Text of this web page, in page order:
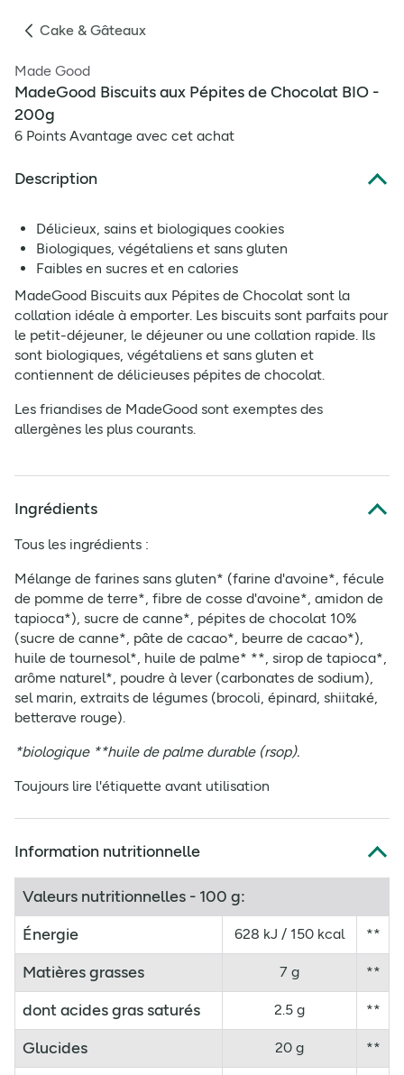
Cake & Gâteaux
Made Good
MadeGood Biscuits aux Pépites de Chocolat BIO -
200g
6 Points Avantage avec cet achat
Description
Délicieux, sains et biologiques cookies
Biologiques, végétaliens et sans gluten
Faibles en sucres et en calories
MadeGood Biscuits aux Pépites de Chocolat sont la
collation idéale à emporter. Les biscuits sont parfaits pour
le petit-déjeuner, le déjeuner ou une collation rapide. Ils
sont biologiques, végétaliens et sans gluten et
contiennent de délicieuses pépites de chocolat.
Les friandises de MadeGood sont exemptes des
allergènes les plus courants.
Ingrédients
Tous les ingrédients :
Mélange de farines sans gluten* (farine d'avoine*, fécule
de pomme de terre*, fibre de cosse d'avoine*, amidon de
tapioca*), sucre de canne*, pépites de chocolat 10%
(sucre de canne*, pâte de cacao*, beurre de cacao*),
huile de tournesol*, huile de palme* **, sirop de tapioca*,
arôme naturel*, poudre à lever (carbonates de sodium),
sel marin, extraits de légumes (brocoli, épinard, shiitaké,
betterave rouge).
*biologique **huile de palme durable (rsop).
Toujours lire l'étiquette avant utilisation
Information nutritionnelle
Valeurs nutritionnelles - 100 g:
Énergie
628 kJ / 150 kcal **
Matières grasses 7 g **
dont acides gras saturés 2.5 g **
Glucides 20 g **